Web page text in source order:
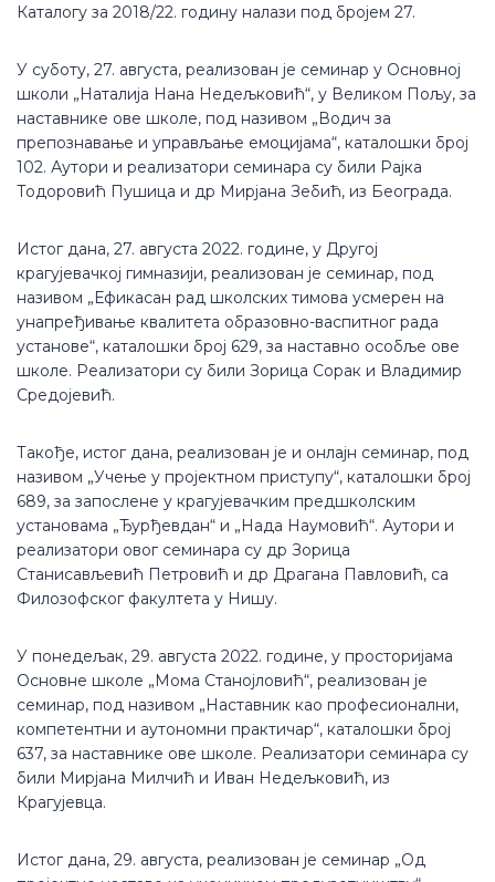
Каталогу за 2018/22. годину налази под бројем 27.
У суботу, 27. августа, реализован је семинар у Основној
школи „Наталија Нана Недељковић“, у Великом Пољу, за
наставнике ове школе, под називом „Водич за
препознавање и управљање емоцијама“, каталошки број
102. Аутори и реализатори семинара су били Рајка
Тодоровић Пушица и др Мирјана Зебић, из Београда.
Истог дана, 27. августа 2022. године, у Другој
крагујевачкој гимназији, реализован је семинар, под
називом „Ефикасан рад школских тимова усмерен на
унапређивање квалитета образовно-васпитног рада
установе“, каталошки број 629, за наставно особље ове
школе. Реализатори су били Зорица Сорак и Владимир
Средојевић.
Такође, истог дана, реализован је и онлајн семинар, под
називом „Учење у пројектном приступу“, каталошки број
689, за запослене у крагујевачким предшколским
установама „Ђурђевдан“ и „Нада Наумовић“. Аутори и
реализатори овог семинара су др Зорица
Станисављевић Петровић и др Драгана Павловић, са
Филозофског факултета у Нишу.
У понедељак, 29. августа 2022. године, у просторијама
Основне школе „Мома Станојловић“, реализован је
семинар, под називом „Наставник као професионални,
компетентни и аутономни практичар“, каталошки број
637, за наставнике ове школе. Реализатори семинара су
били Мирјана Милчић и Иван Недељковић, из
Крагујевца.
Истог дана, 29. августа, реализован је семинар „Од